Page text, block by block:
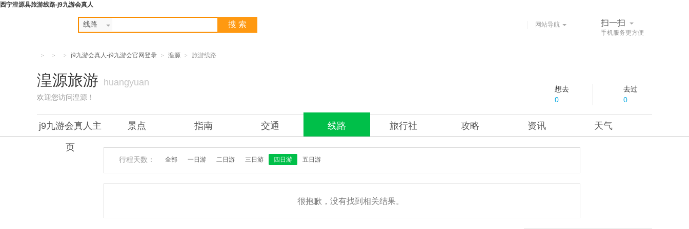
西宁湟源县旅游线路-j9九游会真人
线路 搜 索 扫一扫
手机服务更方便
网站导航
> > > j9九游会真人-j9九游会官网登录 > 湟源 > 旅游线路
湟源旅游 huangyuan
欢迎您访问湟源！
想去
0
去过
0
j9九游会真人主
页
景点 指南 交通 线路 旅行社 攻略 资讯 天气
行程天数： 全部 一日游 二日游 三日游 四日游 五日游
很抱歉，没有找到相关结果。